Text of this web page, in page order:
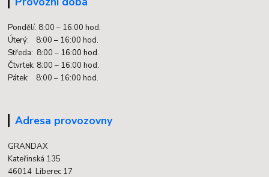
Pondělí: 8:00 – 16:00 hod.
Úterý: 8:00 – 16:00 hod.
Středa: 8:00 – 16:00 hod.
Čtvrtek: 8:00 – 16:00 hod.
Pátek: 8:00 – 16:00 hod.
Adresa provozovny
GRANDAX
Kateřinská 135
46014 Liberec 17